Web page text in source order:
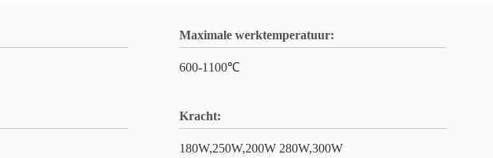
Maximale werktemperatuur:
600-1100℃
Kracht:
180W,250W,200W 280W,300W